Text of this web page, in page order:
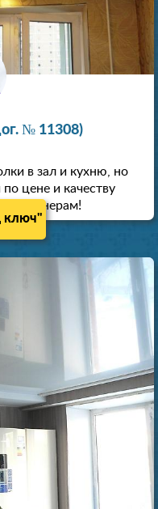
№ 11308)
в зал и кухню, но
цене и качеству
ключ"